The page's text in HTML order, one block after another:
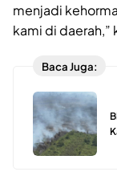
menjadi
kami di daerah,”
Baca Juga: